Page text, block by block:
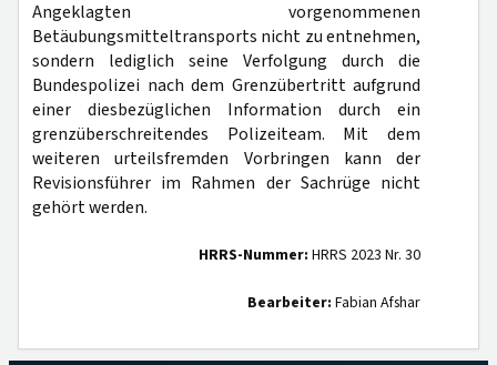
Angeklagten vorgenommenen
Betäubungsmitteltransports nicht zu entnehmen,
sondern lediglich seine Verfolgung durch die
Bundespolizei nach dem Grenzübertritt aufgrund
einer diesbezüglichen Information durch ein
grenzüberschreitendes Polizeiteam. Mit dem
weiteren urteilsfremden Vorbringen kann der
Revisionsführer im Rahmen der Sachrüge nicht
gehört werden.
HRRS-Nummer: HRRS 2023 Nr. 30
Bearbeiter: Fabian Afshar